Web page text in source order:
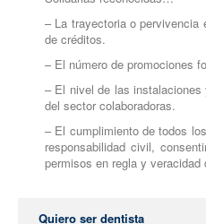
– La trayectoria o
de créditos.
– El número de promociones
– El nivel de las
del sector colaboradoras.
– El cumplimiento de todos
responsabilidad civil,
permisos en regla y veracidad
Quiero ser dentista